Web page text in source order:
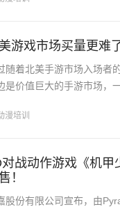
游戏市场买量更难
随着北美手游市场入场者
是价值巨大的手游市场，
漫培训
战动作游戏《机甲少女★爱丽
！
股份有限公司宣布，由